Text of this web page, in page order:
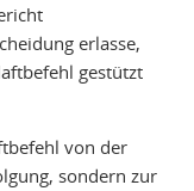
erlasse,
gestützt
von der
sondern zur